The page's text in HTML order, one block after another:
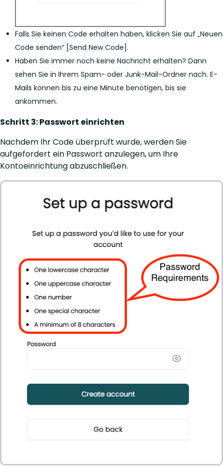
Falls Sie keinen Code erhalten haben, klicken Sie auf „Neuen
Code senden“ [Send New Code].
Haben Sie immer noch keine Nachricht erhalten? Dann
sehen Sie in Ihrem Spam- oder Junk-Mail-Ordner nach. E-
Mails können bis zu eine Minute benötigen, bis sie
ankommen.
Schritt 3: Passwort einrichten
Nachdem Ihr Code überprüft wurde, werden Sie
aufgefordert ein Passwort anzulegen, um Ihre
Kontoeinrichtung abzuschließen.